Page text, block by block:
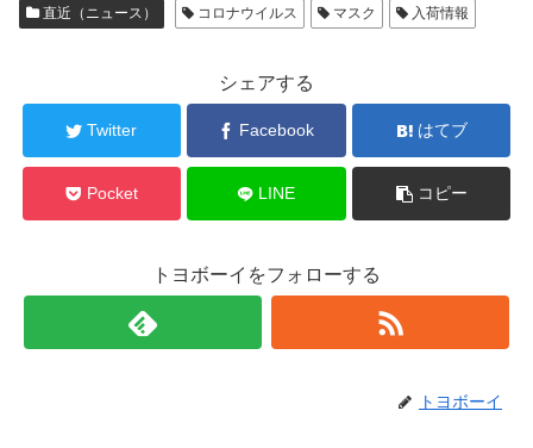
直近（ニュース） コロナウイルス マスク 入荷情報
シェアする
Twitter Facebook はてブ
Pocket LINE コピー
トヨボーイをフォローする
トヨボーイ